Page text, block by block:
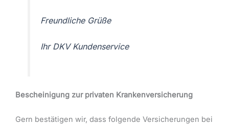
Freundliche Grüße
Ihr DKV Kundenservice
Bescheinigung zur privaten Krankenversicherung
Gern bestätigen wir, dass folgende Versicherungen bei